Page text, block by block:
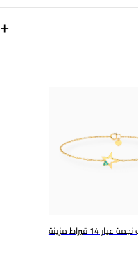
+
أسورة ذهب نجمة عيار 14 قيراط مزينة